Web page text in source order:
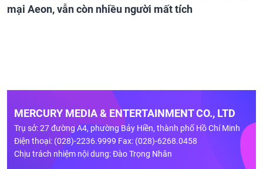
mại Aeon, vẫn còn nhiều người mất tích
MERCURY MEDIA & ENTERTAINMENT CO., LTD
Trụ sở: 27 đường A4, phường Bảy Hiền, thành phố Hồ Chí Minh
Điện thoại: (028)-2236.9999 Fax: (028)-6268.0458
Chịu trách nhiệm nội dung: Đào Trọng Nhân